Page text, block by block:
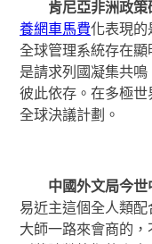
肯尼亞非洲政策
養網車馬費化表現的
全球管理系統存在顯
是請求列國凝集共鳴
彼此依存。在多極
全球決議計劃。
中國外文局今
易近主這個全人類
大師一路來會商的